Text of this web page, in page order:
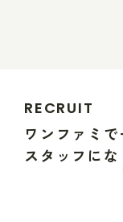
RECRUIT
ワ ン フ ァ ミ で
ス タ ッ フ にな